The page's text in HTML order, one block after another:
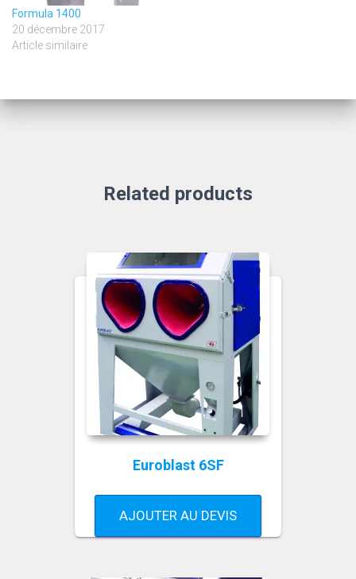
Formula 1400
20 décembre 2017
Article similaire
Related products
Euroblast 6SF
AJOUTER AU DEVIS